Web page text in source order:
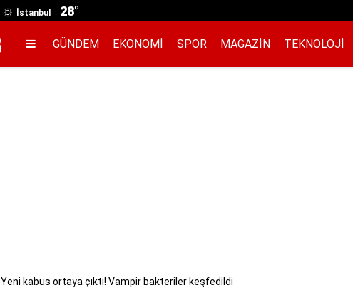
İstanbul 28°
GÜNDEM EKONOMI SPOR MAGAZIN TEKNOLOJI
Yeni kabus ortaya çıktı! Vampir bakteriler keşfedildi